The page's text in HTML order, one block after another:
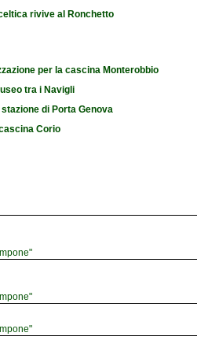
rivive al Ronchetto
per la cascina Monterobbio
tra i Navigli
di Porta Genova
Corio